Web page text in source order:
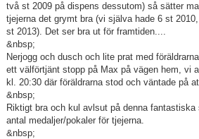
två st 2009 på dispens dessutom) så sätter
tjejerna det grymt bra (vi själva hade 6 st
st 2013). Det ser bra ut för framtiden....
&nbsp;
Nerjogg och dusch och lite prat med
ett välförtjänt stopp på Max på vägen hem, vi
kl. 20:30 där föräldrarna stod och väntade på
&nbsp;
Riktigt bra och kul avlsut på denna
antal medaljer/pokaler för tjejerna.
&nbsp;